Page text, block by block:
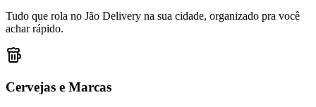
Tudo que rola no Jão Delivery na sua cidade, organizado pra você
achar rápido.
Cervejas e Marcas